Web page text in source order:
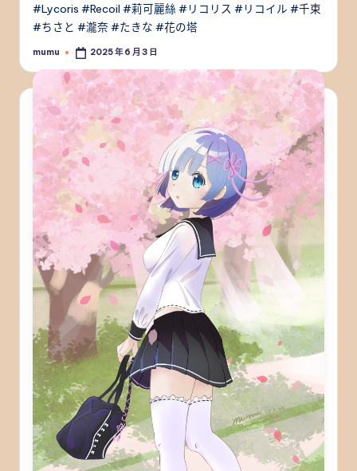
#Lycoris #Recoil #莉可麗絲 #リコリス #リコイル #千束
#ちさと #瀧奈 #たきな #花の塔
Posted
mumu 2025 年 6 月 3 日